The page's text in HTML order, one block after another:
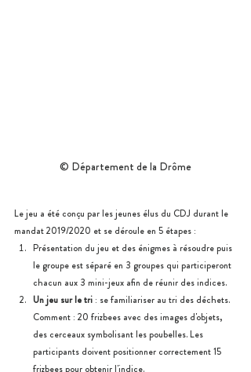
© Département de la Drôme
Le jeu a été conçu par les jeunes élus du CDJ durant le
mandat 2019/2020 et se déroule en 5 étapes :
Présentation du jeu et des énigmes à résoudre puis
le groupe est séparé en 3 groupes qui participeront
chacun aux 3 mini-jeux afin de réunir des indices.
Un jeu sur le tri : se familiariser au tri des déchets.
Comment : 20 frizbees avec des images d'objets,
des cerceaux symbolisant les poubelles. Les
participants doivent positionner correctement 15